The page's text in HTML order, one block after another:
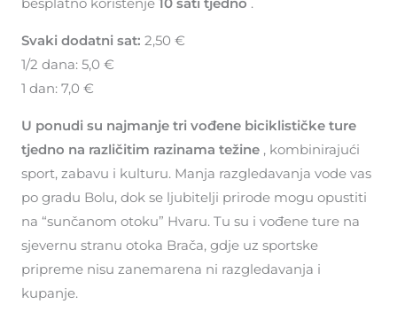
Svaki dodatni sat: 2,50 €
1/2 dana: 5,0 €
1 dan: 7,0 €
U ponudi su najmanje tri vođene biciklističke ture
tjedno na različitim razinama težine , kombinirajući
sport, zabavu i kulturu. Manja razgledavanja vode vas
po gradu Bolu, dok se ljubitelji prirode mogu opustiti
na “sunčanom otoku” Hvaru. Tu su i vođene ture na
sjevernu stranu otoka Brača, gdje uz sportske
pripreme nisu zanemarena ni razgledavanja i
kupanje.